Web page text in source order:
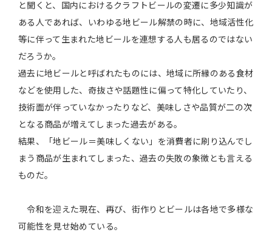
と聞くと、国内におけるクラフトビールの変遷に多少知識が
ある人であれば、いわゆる地ビール解禁の時に、地域活性化
等に伴って生まれた地ビールを連想する人も居るのではない
だろうか。
過去に地ビールと呼ばれたものには、地域に所縁のある食材
などを使用した、奇抜さや話題性に偏って特化していたり、
技術面が伴っていなかったりなど、美味しさや品質が二の次
となる商品が増えてしまった過去がある。
結果、「地ビール＝美味しくない」を消費者に刷り込んでし
まう商品が生まれてしまった、過去の失敗の象徴とも言える
ものだ。
令和を迎えた現在、再び、街作りとビールは各地で多様な
可能性を見せ始めている。